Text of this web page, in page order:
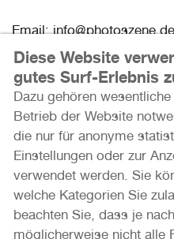
Email: info@photoszene.de
Telefon: +49 (0)221 - 966
Bürozeiten: Mo - Do 9:00 -
Presse
Datenschutz
Impressum
Herzlichen Dank an
Diese Website
gutes Surf-Erlebnis
Dazu gehören
Betrieb der Website
die nur für anonyme
Einstellungen oder zur
verwendet werden. Sie
welche Kategorien Sie
beachten Sie, dass je
möglicherweise nicht alle